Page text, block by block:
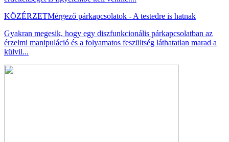
KÖZÉRZETMérgező párkapcsolatok - A testedre is hatnak
Gyakran megesik, hogy egy diszfunkcionális párkapcsolatban az
érzelmi manipuláció és a folyamatos feszültség láthatatlan marad a
külvil...